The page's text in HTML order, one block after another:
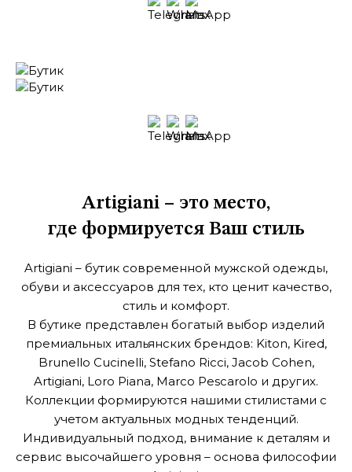
Artigiani – это место,
где формируется Ваш стиль
Artigiani – бутик современной мужской одежды,
обуви и аксессуаров для тех, кто ценит качество,
стиль и комфорт.
В бутике представлен богатый выбор изделий
премиальных итальянских брендов: Kiton, Kired,
Brunello Cucinelli, Stefano Ricci, Jacob Cohen,
Artigiani, Loro Piana, Marco Pescarolo и других.
Коллекции формируются нашими стилистами с
учетом актуальных модных тенденций.
Индивидуальный подход, внимание к деталям и
сервис высочайшего уровня – основа философии